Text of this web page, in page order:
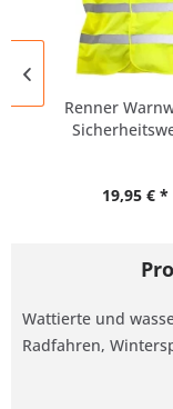
Renner
19,95 € *
Wattierte und
Radfahren,